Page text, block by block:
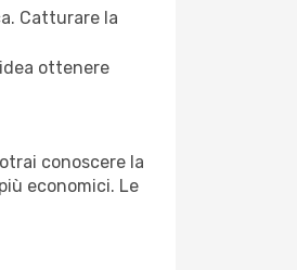
Catturare la
ottenere
conoscere la
economici. Le